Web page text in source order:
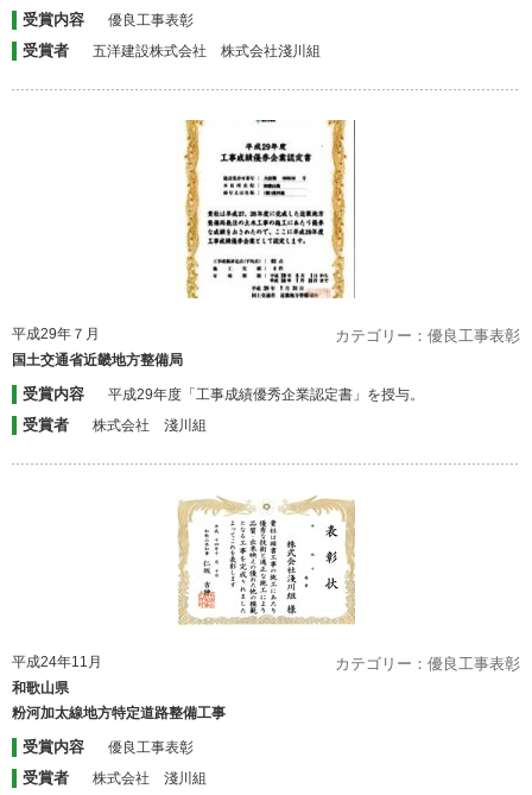
受賞内容 優良工事表彰
受賞者 五洋建設株式会社 株式会社淺川組
平成29年７月 カテゴリー：優良工事表彰
国土交通省近畿地方整備局
受賞内容 平成29年度「工事成績優秀企業認定書」を授与。
受賞者 株式会社 淺川組
平成24年11月 カテゴリー：優良工事表彰
和歌山県
粉河加太線地方特定道路整備工事
受賞内容 優良工事表彰
受賞者 株式会社 淺川組